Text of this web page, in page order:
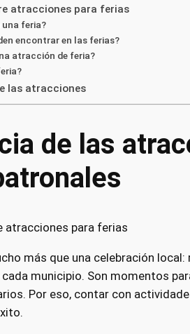
atracciones para ferias
feria?
encontrar en las ferias?
atracción de feria?
las atracciones
de las
más que una celebración local:
municipio. Son momentos
Por eso, contar con